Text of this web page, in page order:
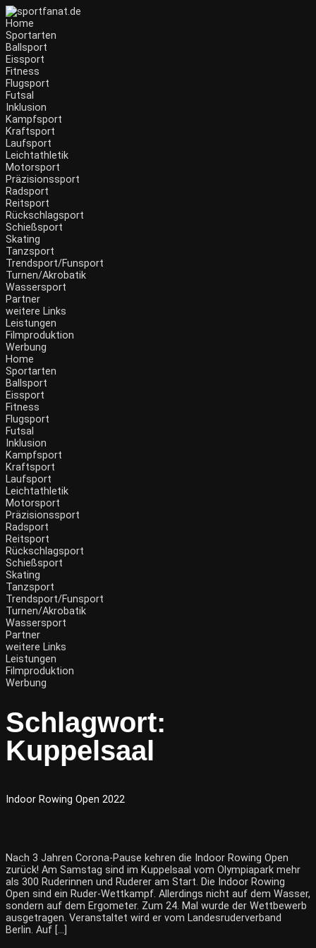
Home
Sportarten
Ballsport
Eissport
Fitness
Flugsport
Futsal
Inklusion
Kampfsport
Kraftsport
Laufsport
Leichtathletik
Motorsport
Präzisionssport
Radsport
Reitsport
Rückschlagsport
Schießsport
Skating
Tanzsport
Trendsport/Funsport
Turnen/Akrobatik
Wassersport
Partner
weitere Links
Leistungen
Filmproduktion
Werbung
Home
Sportarten
Ballsport
Eissport
Fitness
Flugsport
Futsal
Inklusion
Kampfsport
Kraftsport
Laufsport
Leichtathletik
Motorsport
Präzisionssport
Radsport
Reitsport
Rückschlagsport
Schießsport
Skating
Tanzsport
Trendsport/Funsport
Turnen/Akrobatik
Wassersport
Partner
weitere Links
Leistungen
Filmproduktion
Werbung
Schlagwort:
Kuppelsaal
Indoor Rowing Open 2022
Nach 3 Jahren Corona-Pause kehren die Indoor Rowing Open
zurück! Am Samstag sind im Kuppelsaal vom Olympiapark mehr
als 300 Ruderinnen und Ruderer am Start. Die Indoor Rowing
Open sind ein Ruder-Wettkampf. Allerdings nicht auf dem Wasser,
sondern auf dem Ergometer. Zum 24. Mal wurde der Wettbewerb
ausgetragen. Veranstaltet wird er vom Landesruderverband
Berlin. Auf […]